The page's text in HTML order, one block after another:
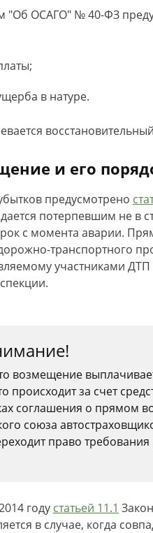
"Об ОСАГО" № 40-ФЗ
в натуре.
и его
предусмотрено
потерпевшим не в
с момента аварии.
транспортного
участниками
возмещение
происходит за счет
соглашения о прямом
союза
право
году статьей 11.1
в случае, когда